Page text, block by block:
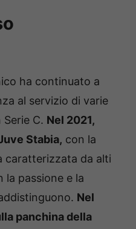
ha continuato a
al servizio di varie
C. Nel 2021,
Stabia, con la
caratterizzata da alti
la passione e la
Nel
panchina della